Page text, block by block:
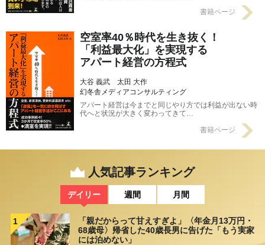
書籍ページ
空室率40％時代を生き抜く！
「利益最大化」を実現する
アパート経営の方程式
大谷 義武 太田 大作
幻冬舎メディアコンサルティング
アパート経営は今までと同じやり方では利益が出ない時
代へと状況が大きく変わってきて…
書籍ページ
人気記事ランキング
デイリー 週間 月間
1
「親だからって甘えすぎよ」〈年金月13万円・
68歳母〉帰省した40歳長男に告げた「もう実家
には泊めない」